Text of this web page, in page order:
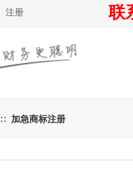
注册 联
∷ 加急商标注册